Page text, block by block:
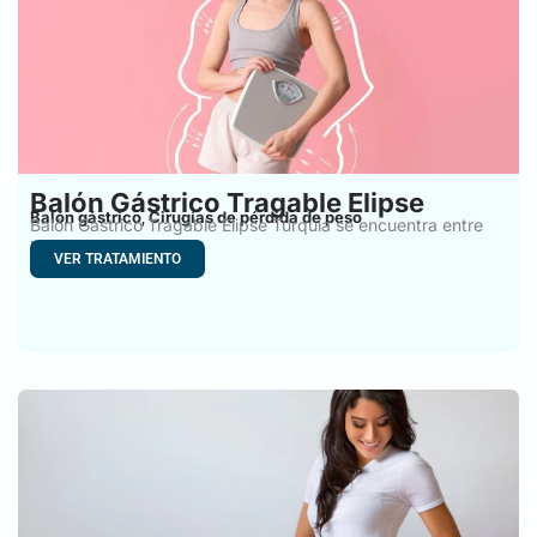
Balón Gástrico Tragable Elipse
Balón gástrico,Cirugías de pérdida de peso
Balón Gástrico Tragable Elipse Turquía se encuentra entre
los procedimientos
VER TRATAMIENTO